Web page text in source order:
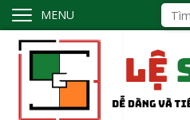
MENU